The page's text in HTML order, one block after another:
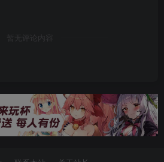
暂无评论内容